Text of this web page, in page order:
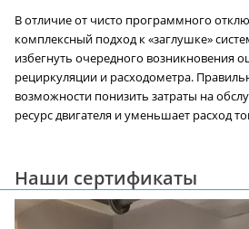
В отличие от чисто программного
комплексный подход к «заглушке»
избегнуть очередного возникновения
рециркуляции и расходометра.
возможности понизить затраты на
ресурс двигателя и уменьшает расход
Наши сертификаты